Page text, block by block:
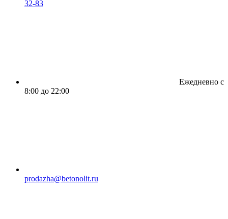
32-83
Ежедневно с
8:00 до 22:00
prodazha@betonolit.ru